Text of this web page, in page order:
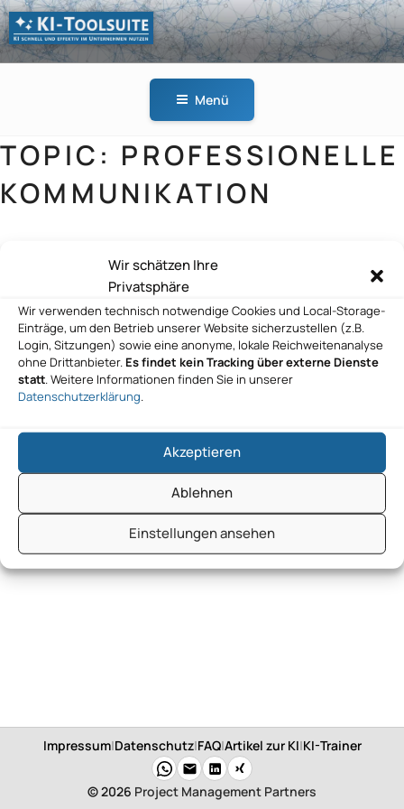
Wir schätzen Ihre
Privatsphäre
Wir verwenden technisch notwendige Cookies und Local-Storage-
Einträge, um den Betrieb unserer Website sicherzustellen (z.B.
Login, Sitzungen) sowie eine anonyme, lokale Reichweitenanalyse
ohne Drittanbieter. Es findet kein Tracking über externe Dienste
statt. Weitere Informationen finden Sie in unserer
Datenschutzerklärung.
Akzeptieren
Ablehnen
Einstellungen ansehen
Zum
Inhalt
springen
KI-
Menü
TOPIC: PROFESSIONELLE
KOMMUNIKATION
Sitz Wien fonio GmbH
Impressum|Datenschutz|FAQ|Artikel zur KI|KI-Trainer
© 2026 Project Management Partners